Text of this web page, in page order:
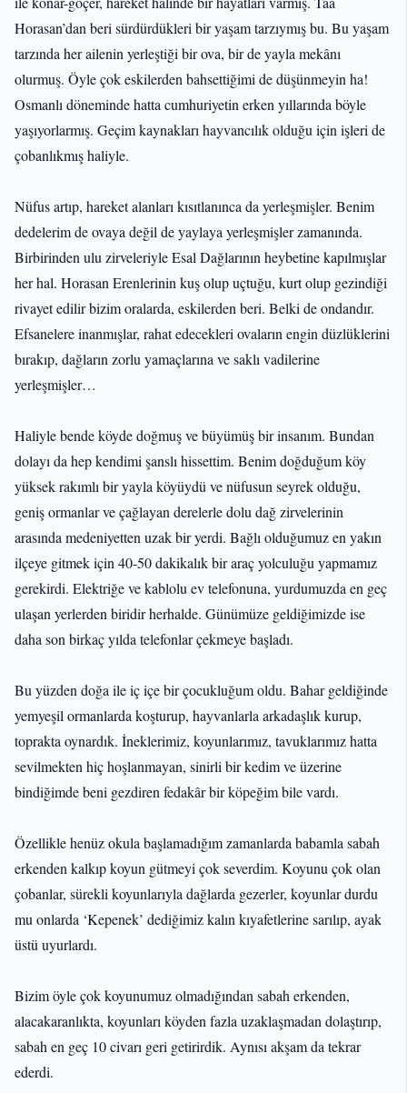
Horasan’dan beri sürdürdükleri bir yaşam tarzıymış bu. Bu yaşam
tarzında her ailenin yerleştiği bir ova, bir de yayla mekânı
olurmuş. Öyle çok eskilerden bahsettiğimi de düşünmeyin ha!
Osmanlı döneminde hatta cumhuriyetin erken yıllarında böyle
yaşıyorlarmış. Geçim kaynakları hayvancılık olduğu için işleri de
çobanlıkmış haliyle.
Nüfus artıp, hareket alanları kısıtlanınca da yerleşmişler. Benim
dedelerim de ovaya değil de yaylaya yerleşmişler zamanında.
Birbirinden ulu zirveleriyle Esal Dağlarının heybetine kapılmışlar
her hal. Horasan Erenlerinin kuş olup uçtuğu, kurt olup gezindiği
rivayet edilir bizim oralarda, eskilerden beri. Belki de ondandır.
Efsanelere inanmışlar, rahat edecekleri ovaların engin düzlüklerini
bırakıp, dağların zorlu yamaçlarına ve saklı vadilerine
yerleşmişler…
Haliyle bende köyde doğmuş ve büyümüş bir insanım. Bundan
dolayı da hep kendimi şanslı hissettim. Benim doğduğum köy
yüksek rakımlı bir yayla köyüydü ve nüfusun seyrek olduğu,
geniş ormanlar ve çağlayan derelerle dolu dağ zirvelerinin
arasında medeniyetten uzak bir yerdi. Bağlı olduğumuz en yakın
ilçeye gitmek için 40-50 dakikalık bir araç yolculuğu yapmamız
gerekirdi. Elektriğe ve kablolu ev telefonuna, yurdumuzda en geç
ulaşan yerlerden biridir herhalde. Günümüze geldiğimizde ise
daha son birkaç yılda telefonlar çekmeye başladı.
Bu yüzden doğa ile iç içe bir çocukluğum oldu. Bahar geldiğinde
yemyeşil ormanlarda koşturup, hayvanlarla arkadaşlık kurup,
toprakta oynardık. İneklerimiz, koyunlarımız, tavuklarımız hatta
sevilmekten hiç hoşlanmayan, sinirli bir kedim ve üzerine
bindiğimde beni gezdiren fedakâr bir köpeğim bile vardı.
Özellikle henüz okula başlamadığım zamanlarda babamla sabah
erkenden kalkıp koyun gütmeyi çok severdim. Koyunu çok olan
çobanlar, sürekli koyunlarıyla dağlarda gezerler, koyunlar durdu
mu onlarda ‘Kepenek’ dediğimiz kalın kıyafetlerine sarılıp, ayak
üstü uyurlardı.
Bizim öyle çok koyunumuz olmadığından sabah erkenden,
alacakaranlıkta, koyunları köyden fazla uzaklaşmadan dolaştırıp,
sabah en geç 10 civarı geri getirirdik. Aynısı akşam da tekrar
ederdi.